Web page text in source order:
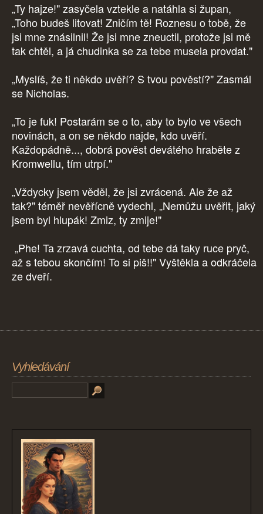
„Ty hajze!" zasyčela vztekle a natáhla si župan,
„Toho budeš litovat! Zničím tě! Roznesu o tobě, že
jsi mne znásilnil! Že jsi mne zneuctil, protože jsi mě
tak chtěl, a já chudinka se za tebe musela provdat."
„Myslíš, že ti někdo uvěří? S tvou pověstí?" Zasmál
se Nicholas.
„To je fuk! Postarám se o to, aby to bylo ve všech
novinách, a on se někdo najde, kdo uvěří.
Každopádně..., dobrá pověst devátého hraběte z
Kromwellu, tím utrpí."
„Vždycky jsem věděl, že jsi zvrácená. Ale že až
tak?" téměř nevěřícně vydechl, „Nemůžu uvěřit, jaký
jsem byl hlupák! Zmiz, ty zmije!"
„Phe! Ta zrzavá cuchta, od tebe dá taky ruce pryč,
až s tebou skončím! To si piš!!" Vyštěkla a odkráčela
ze dveří.
Vyhledávání